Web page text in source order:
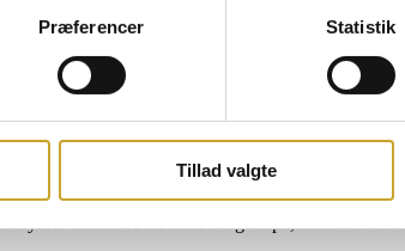
Præferencer Statistik
Tillad valgte
der er årsagen til, at du oplever at være
falde helt af sig selv. Det resulterer i mere
redskaber. Mads har desuden lovet at tage sin
eller bare vil blive klogere på, hvordan du